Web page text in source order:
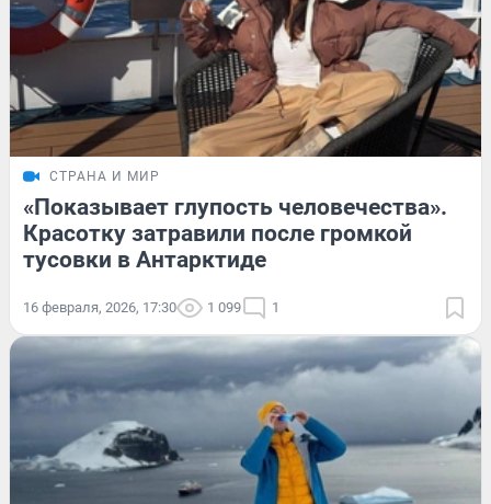
СТРАНА И МИР
«Показывает глупость человечества».
Красотку затравили после громкой
тусовки в Антарктиде
16 февраля, 2026, 17:30 1 099 1